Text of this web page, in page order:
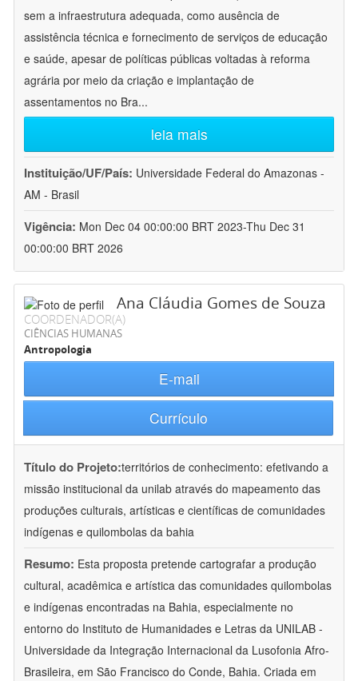
sem a infraestrutura adequada, como ausência de
assistência técnica e fornecimento de serviços de educação
e saúde, apesar de políticas públicas voltadas à reforma
agrária por meio da criação e implantação de
assentamentos no Bra...
leia mais
Instituição/UF/País: Universidade Federal do Amazonas -
AM - Brasil
Vigência: Mon Dec 04 00:00:00 BRT 2023-Thu Dec 31
00:00:00 BRT 2026
Ana Cláudia Gomes de Souza
COORDENADOR(A)
CIÊNCIAS HUMANAS
Antropologia
E-mail
Currículo
Título do Projeto:territórios de conhecimento: efetivando a
missão institucional da unilab através do mapeamento das
produções culturais, artísticas e científicas de comunidades
indígenas e quilombolas da bahia
Resumo: Esta proposta pretende cartografar a produção
cultural, acadêmica e artística das comunidades quilombolas
e indígenas encontradas na Bahia, especialmente no
entorno do Instituto de Humanidades e Letras da UNILAB -
Universidade da Integração Internacional da Lusofonia Afro-
Brasileira, em São Francisco do Conde, Bahia. Criada em